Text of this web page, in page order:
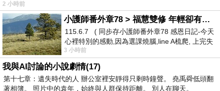
2 小時前
小護師番外章78 > 福慧雙修 年輕卻有個老靈魂 ㄑ金剛經〉podcast
115.6.7 ( 同步存小護師番外章78 感恩日記-今天
心裡特別的感動,因為選課燒腦,line A梳爬, 上完失
智課的她,特來傾
3 小時前
我與AI討論的小說劇情(17)
第十七章：遺失時代的人 辦公室裡安靜得只剩時鐘聲。 堯禹舜低頭翻
著相簿。 照片中的袁年，始終與人群保持距離。 別人在聊天。